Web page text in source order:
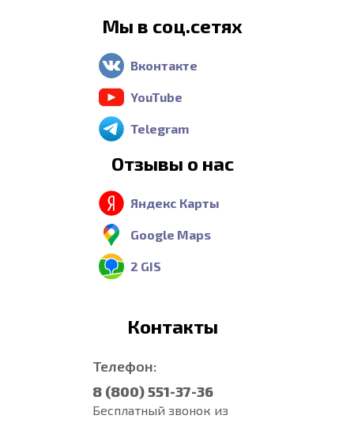
Мы в соц.сетях
Вконтакте
YouTube
Telegram
Отзывы о нас
Яндекс Карты
Google Maps
2 GIS
Контакты
Телефон:
8 (800) 551-37-36
Бесплатный звонок из